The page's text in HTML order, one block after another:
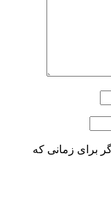
برای زمانی که